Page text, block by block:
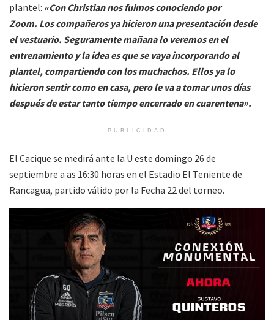
plantel: «Con Christian nos fuimos conociendo por
Zoom. Los compañeros ya hicieron una presentación desde
el vestuario. Seguramente mañana lo veremos en el
entrenamiento y la idea es que se vaya incorporando al
plantel, compartiendo con los muchachos. Ellos ya lo
hicieron sentir como en casa, pero le va a tomar unos días
después de estar tanto tiempo encerrado en cuarentena».
PUBLICIDAD
El Cacique se medirá ante la U este domingo 26 de
septiembre a as 16:30 horas en el Estadio El Teniente de
Rancagua, partido válido por la Fecha 22 del torneo.